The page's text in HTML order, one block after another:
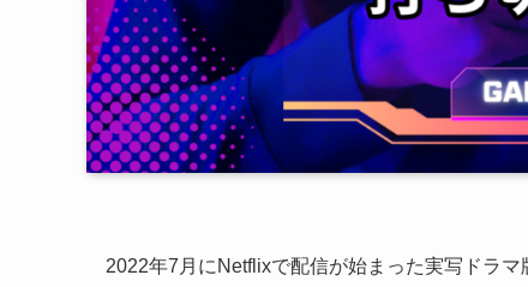
2022年7月にNetflixで配信が始まった実写ドラ